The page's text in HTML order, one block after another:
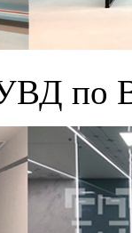
по